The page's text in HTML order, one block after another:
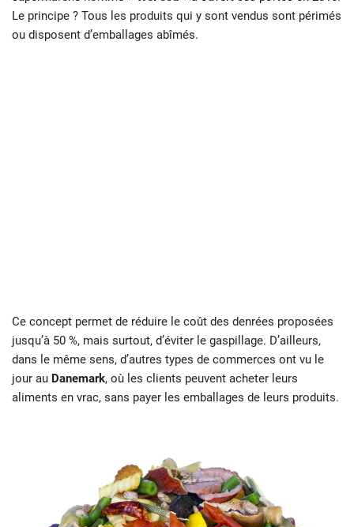
Le principe ? Tous les produits qui y sont vendus sont périmés
ou disposent d’emballages abîmés.
Ce concept permet de réduire le coût des denrées proposées
jusqu’à 50 %, mais surtout, d’éviter le gaspillage. D’ailleurs,
dans le même sens, d’autres types de commerces ont vu le
jour au Danemark, où les clients peuvent acheter leurs
aliments en vrac, sans payer les emballages de leurs produits.